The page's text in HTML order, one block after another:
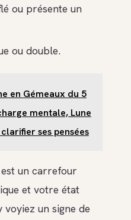
ou présente un
ou double.
en Gémeaux du 5
mentale, Lune
ses pensées
un carrefour
et votre état
voyiez un signe de